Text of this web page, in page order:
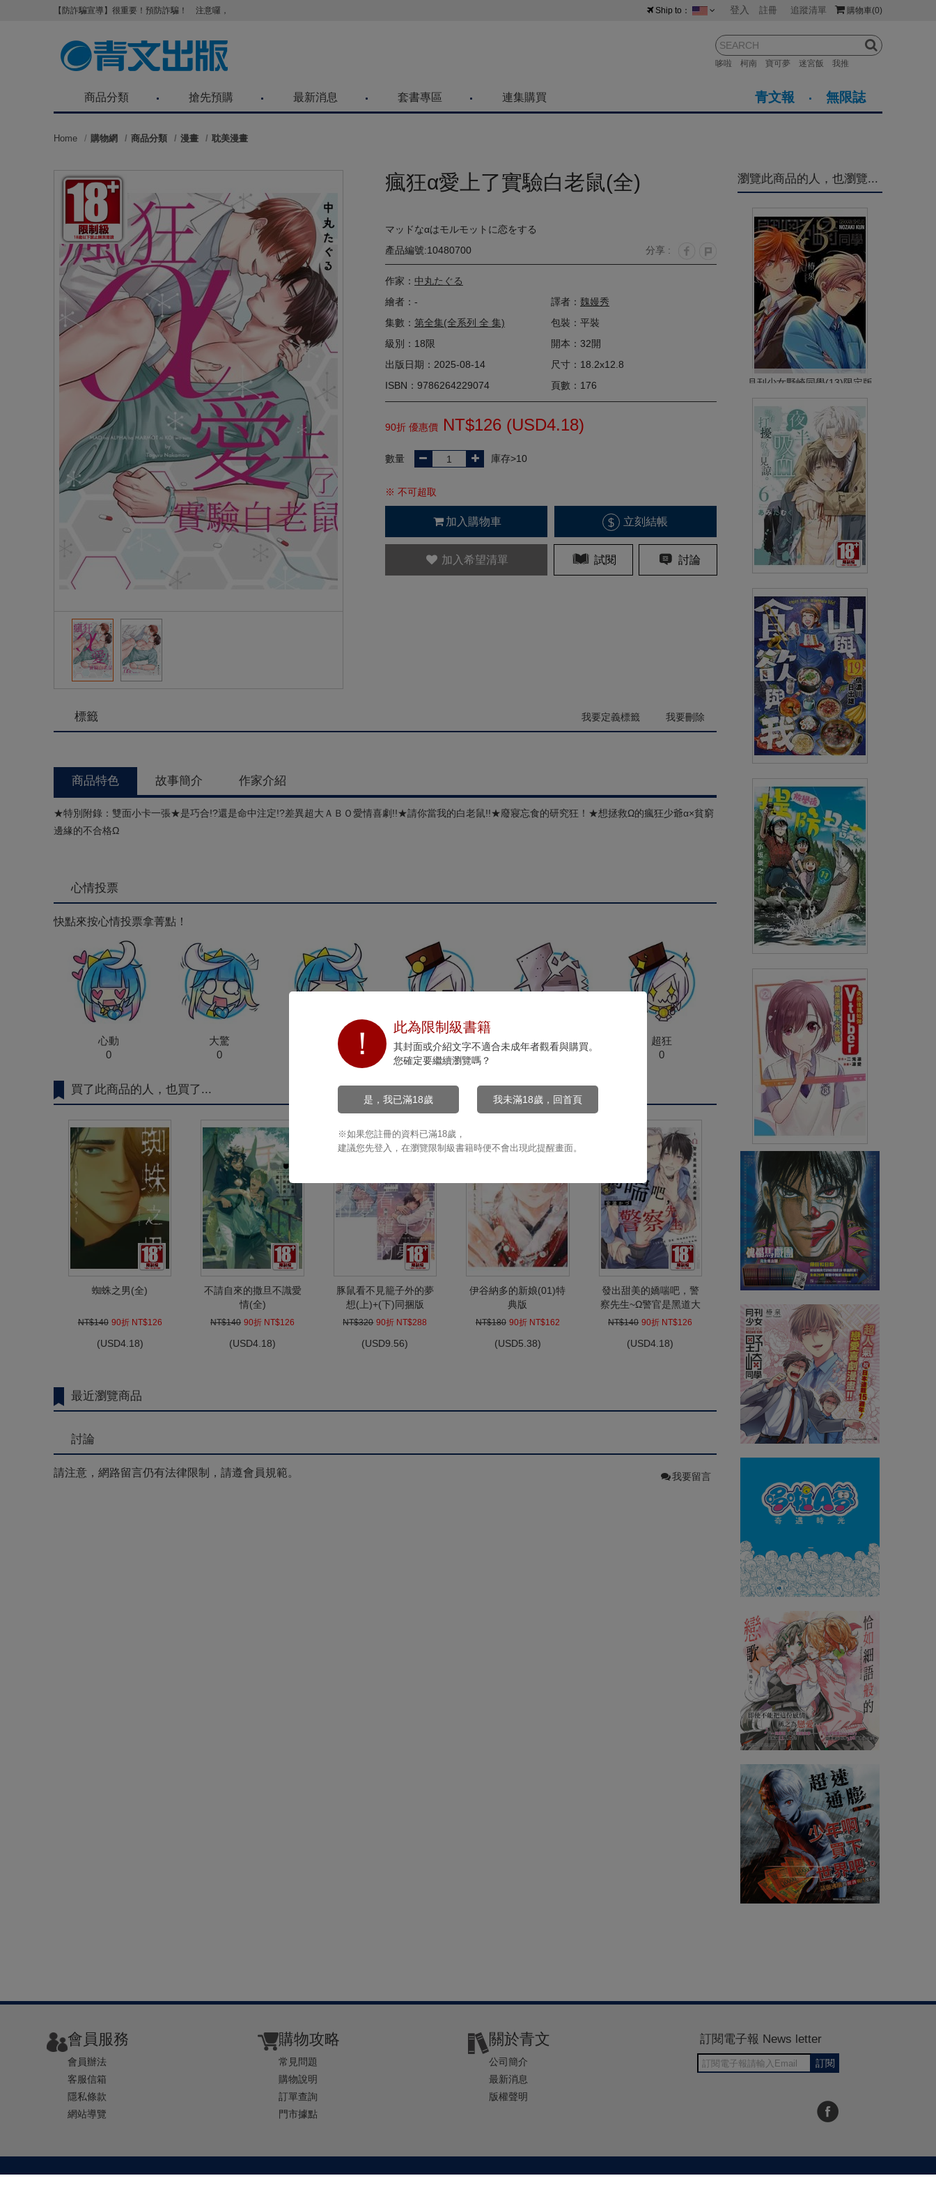
購物車(0)
登入 註冊 追蹤清單
哆啦 柯南 寶可夢 迷宮飯 我推
Ship to：
紐西蘭 馬來西亞
菲律賓
【防詐騙宣導】很重要！預防詐騙！ 注意囉，不要被騙了！請各位喜歡青文購物網的朋友們，提高警覺！
商品分類 搶先預購 最新消息 套書專區 連集購買 青文報 無限誌
Home 購物網 商品分類 漫畫 耽美漫畫
瘋狂α愛上了實驗白老鼠(全)
マッドなαはモルモットに恋をする
產品編號:10480700
分享 :
作家： 中丸たぐる
繪者：-
譯者： 魏嫚秀
集數： 第全集(全系列 全 集)
包裝：平裝
級別：18限
開本：32開
出版日期：2025-08-14
尺寸：18.2x12.8
ISBN：9786264229074
頁數：176
90折 優惠價 NT$126 (USD4.18)
數量 庫存>10
※ 不可超取
加入購物車 $ 立刻結帳
加入希望清單 試閱 討論
標籤 我要定義標籤 我要刪除
商品特色 故事簡介 作家介紹
★特別附錄：雙面小卡一張★是巧合!?還是命中注定!?差異超大ＡＢＯ愛情喜劇!!★請你當我的白老鼠!!★廢寢忘食的研究狂！★想拯救Ω的瘋狂少爺α×貧窮
邊緣的不合格Ω
心情投票
快點來按心情投票拿菁點！
心動
0
大驚
0
開心
沉默
0
打擊
0
超狂
0
買了此商品的人，也買了...
蜘蛛之男(全)
NT$140 90折 NT$126
(USD4.18)
不請自來的撒旦不識愛
情(全)
NT$140 90折 NT$126
(USD4.18)
豚鼠看不見籠子外的夢
想(上)+(下)同捆版
NT$320 90折 NT$288
(USD9.56)
伊谷納多的新娘(01)特
典版
NT$180 90折 NT$162
(USD5.38)
發出甜美的嬌喘吧，警
察先生~Ω警官是黑道大
人的命運(全)
NT$140 90折 NT$126
(USD4.18)
最近瀏覽商品
討論
請注意，網路留言仍有法律限制，請遵會員規範。 我要留言
瀏覽此商品的人，也瀏覽...
月刊少女野崎同學(13)限定版
NT$399 90折 NT$360
(USD11.95)
(06)
NT$140 90折 NT$126 (USD4.18)
山與食欲與我(19)
NT$130 90折 NT$117 (USD
NT$140 90折 NT$126 USD 4.18)
失戀後開始做Vtuber結果迷倒年
上大姊姊(02)
NT$140 90折 NT$126 (USD4.18)
此為限制級書籍
其封面或介紹文字不適合未成年者觀看與購買。
您確定要繼續瀏覽嗎？
是，我已滿18歲 我未滿18歲，回首頁
※如果您註冊的資料已滿18歲，
建議您先登入，在瀏覽限制級書籍時便不會出現此提醒畫面。
會員服務
會員辦法
客服信箱
隱私條款
網站導覽
購物攻略
常見問題
購物說明
訂單查詢
門市據點
關於青文
公司簡介
最新消息
版權聲明
訂閱電子報 News letter
訂閱